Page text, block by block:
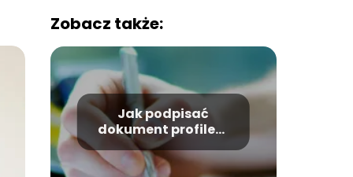
Zobacz także:
Jak podpisać
dokument profilem
zaufanym?
Odpowiadamy